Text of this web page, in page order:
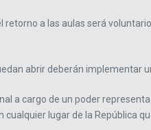
retorno a las aulas será
abrir deberán implementar
a cargo de un poder
cualquier lugar de la República